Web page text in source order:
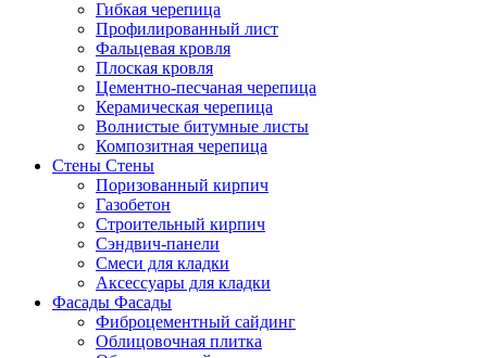
Гибкая черепица
Профилированный лист
Фальцевая кровля
Плоская кровля
Цементно-песчаная черепица
Керамическая черепица
Волнистые битумные листы
Композитная черепица
Стены Стены
Поризованный кирпич
Газобетон
Строительный кирпич
Сэндвич-панели
Смеси для кладки
Аксессуары для кладки
Фасады Фасады
Фиброцементный сайдинг
Облицовочная плитка